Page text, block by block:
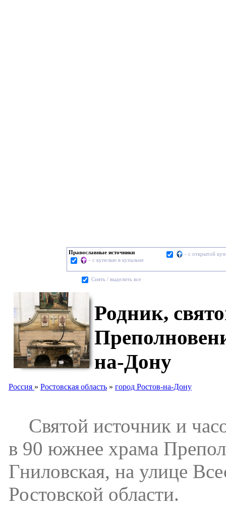
Православные источники
- с купелью в купальне
- с открытой
Cнять / выделить все
Родник,
на-Дону
Россия » Ростовская область » город Ростов-на-Дону
Святой источник и
в 90 южнее храма
Гниловская, на улице
Ростовской области.